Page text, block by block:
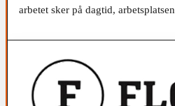
arbetet sker på dagtid,